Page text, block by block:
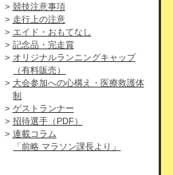
競技注意事項
走行上の注意
エイド・おもてなし
記念品・完走賞
オリジナルランニングキャップ
（有料販売）
大会参加への心構え・医療救護体
制
ゲストランナー
招待選手（PDF）
連載コラム
「前略 マラソン課長より」